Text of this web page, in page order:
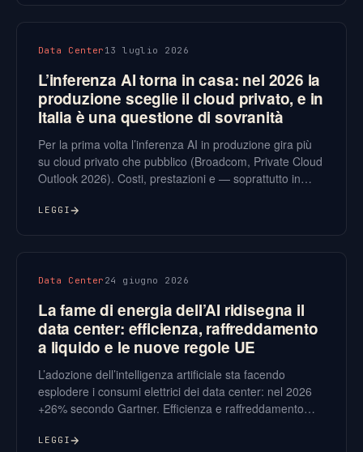
Data Center 13 luglio 2026
L’inferenza AI torna in casa: nel 2026 la
produzione sceglie il cloud privato, e in
Italia è una questione di sovranità
Per la prima volta l’inferenza AI in produzione gira più
su cloud privato che pubblico (Broadcom, Private Cloud
Outlook 2026). Costi, prestazioni e — soprattutto in
vicino all’infrastruttura aziendale.
LEGGI
Data Center 24 giugno 2026
La fame di energia dell’AI ridisegna il
data center: efficienza, raffreddamento
a liquido e le nuove regole UE
L’adozione dell’intelligenza artificiale sta facendo
esplodere i consumi elettrici dei data center: nel 2026
+26% secondo Gartner. Efficienza e raffreddamento
direttiva UE le trasforma anche in un obbligo di
LEGGI